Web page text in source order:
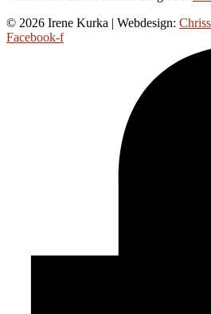
© 2026 Irene Kurka | Webdesign:
Facebook-f